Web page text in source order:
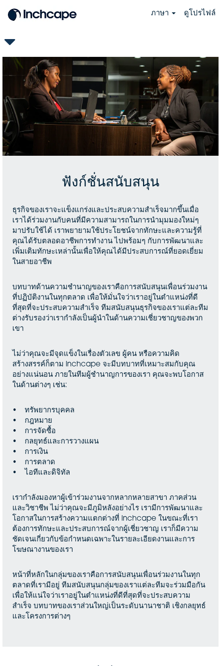
ภาษา ดูโปรไฟล์
TH-
Support
Functions
ฟังก์ชั่นสนับสนุน
ธุรกิจของเราจะแข็งแกร่งและประสบความสำเร็จมากขึ้นเมื่อ
เราได้ร่วมงานกับคนที่มีความสามารถในการนำมุมมองใหม่ๆ
มาปรับใช้ได้ เราพยายามใช้ประโยชน์จากทักษะและความรู้ที่
คุณได้รับตลอดอาชีพการทำงาน ไปพร้อมๆ กับการพัฒนาและ
เพิ่มเติมทักษะเหล่านั้นเพื่อให้คุณได้มีประสบการณ์ที่ยอดเยี่ยม
ในสายอาชีพ
บทบาทด้านความชำนาญของเราคือการสนับสนุนเพื่อนร่วมงาน
ที่ปฏิบัติงานในทุกตลาด เพื่อให้มั่นใจว่าเราอยู่ในตำแหน่งที่ดี
ที่สุดที่จะประสบความสำเร็จ ทีมสนับสนุนธุรกิจของเราแต่ละทีม
ต่างรับรองว่าเรากำลังเป็นผู้นำในด้านความเชี่ยวชาญของพวก
เขา
ไม่ว่าคุณจะมีจุดแข็งในเรื่องตัวเลข ผู้คน หรือความคิด
สร้างสรรค์ก็ตาม Inchcape จะมีบทบาทที่เหมาะสมกับคุณ
อย่างแน่นอน ภายในทีมผู้ชำนาญการของเรา คุณจะพบโอกาส
ในด้านต่างๆ เช่น:
• ทรัพยากรบุคคล
• กฎหมาย
• การจัดซื้อ
• กลยุทธ์และการวางแผน
• การเงิน
• การตลาด
• ไอทีและดิจิทัล
เรากำลังมองหาผู้เข้าร่วมงานจากหลากหลายสาขา ภาคส่วน
และวิชาชีพ ไม่ว่าคุณจะมีภูมิหลังอย่างไร เรามีการพัฒนาและ
โอกาสในการสร้างความแตกต่างที่ Inchcape ในขณะที่เรา
ต้องการทักษะและประสบการณ์จากผู้เชี่ยวชาญ เราก็มีความ
ชัดเจนเกี่ยวกับข้อกำหนดเฉพาะในรายละเอียดงานและการ
โฆษณางานของเรา
หน้าที่หลักในกลุ่มของเราคือการสนับสนุนเพื่อนร่วมงานในทุก
ตลาดที่เรามีอยู่ ทีมสนับสนุนกลุ่มของเราแต่ละทีมจะร่วมมือกัน
เพื่อให้แน่ใจว่าเราอยู่ในตำแหน่งที่ดีที่สุดที่จะประสบความ
สำเร็จ บทบาทของเราส่วนใหญ่เป็นระดับนานาชาติ เชิงกลยุทธ์
และโครงการต่างๆ